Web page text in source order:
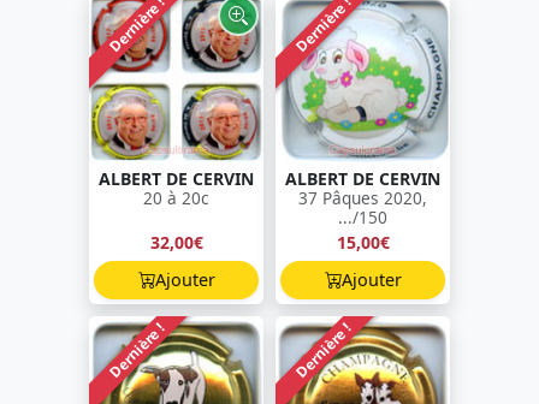
Dernière !
ALBERT DE CERVIN
20 à 20c
32,00€
Ajouter
Dernière !
ALBERT DE CERVIN
37 Pâques 2020,
.../150
15,00€
Ajouter
Dernière ! Dernière !